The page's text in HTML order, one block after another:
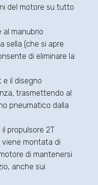
del motore su tutto
al manubrio
sella (che si apre
di eliminare la
e il disegno
trasmettendo al
pneumatico dalla
propulsore 2T
viene montata di
di mantenersi
anche sui